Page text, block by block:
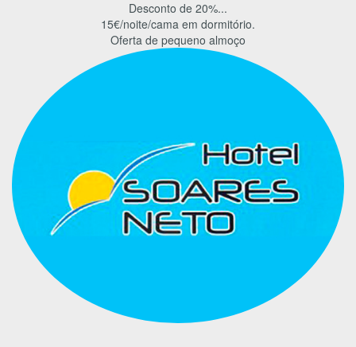
Desconto de 20%...
15€/noite/cama em dormitório.
Oferta de pequeno almoço